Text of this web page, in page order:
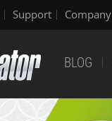
Support Company
BLOG